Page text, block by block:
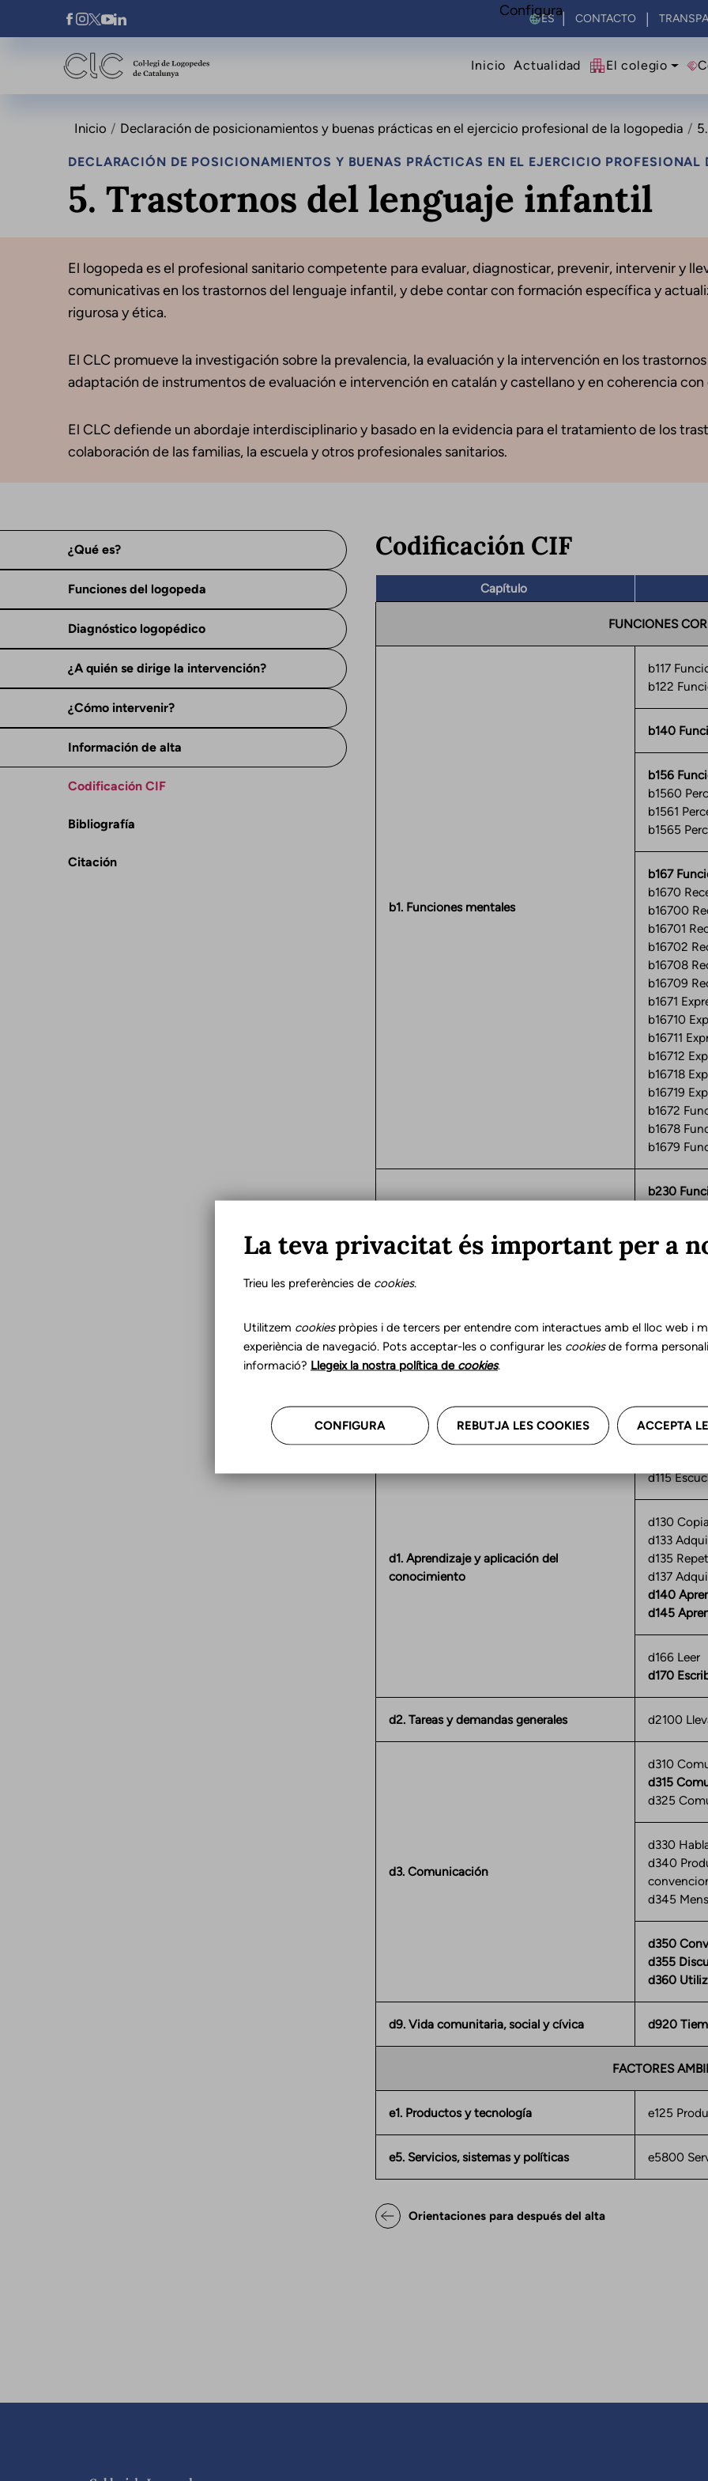
Pasar al contenido principal
Xarxes Socials Select your language
CONTACTO
Navegació principal
Inicio Actualidad El colegio
Inicio Declaración de posicionamientos y buenas prácticas en el ejercicio profesional de la logopedia
DECLARACIÓN DE POSICIONAMIENTOS Y BUENAS PRÁCTICAS EN EL EJERCICIO PROFESIONAL
5. Trastornos del lenguaje infantil
El logopeda es el profesional sanitario competente para evaluar, diagnosticar, prevenir, intervenir y
comunicativas en los trastornos del lenguaje infantil, y debe contar con formación específica y
rigurosa y ética.
El CLC promueve la investigación sobre la prevalencia, la evaluación y la intervención en los
adaptación de instrumentos de evaluación e intervención en catalán y castellano y en coherencia
El CLC defiende un abordaje interdisciplinario y basado en la evidencia para el tratamiento de los
colaboración de las familias, la escuela y otros profesionales sanitarios.
¿Qué es?
Funciones del logopeda
Diagnóstico logopédico
¿A quién se dirige la intervención?
¿Cómo intervenir?
Información de alta
Codificación CIF
Bibliografía
Citación
Codificación CIF
Capítulo
FUNCIONES
b1. Funciones mentales
b117
b122
b140
b156
b1560
b1561
b1565
b167
b1670
b16700
b16701
b16702
b16708
b16709
b1671
b16710
b16711
b16712
b16718
b16719
b1672
b1678
b1679
b230
b2304
b3. Funciones de la voz y el habla
b330
b3302
b340
ACTIVIDADES Y
d1. Aprendizaje y aplicación del
conocimiento
d115
d130
d133
d135
d137
d140
d145
d166 Leer
d170
d2. Tareas y demandas generales d2100
d3. Comunicación
d310
d315
d325
d330
d340
d345
d350
d355
d360
d9. Vida comunitaria, social y cívica d920
FACTORES
e1. Productos y tecnología e125
e5. Servicios, sistemas y políticas e5800
Enlaces transversales de
Orientaciones para después del alta
Configura
La teva privacitat és important per a
Trieu les preferències de cookies.
Utilitzem cookiespròpies i de tercers per entendre com interactues amb el lloc web i
experiència de navegació. Pots acceptar-les o configurar les cookiesde forma
informació? Llegeix la nostra política de cookies.
CONFIGURA REBUTJA LES COOKIES ACCEPTA